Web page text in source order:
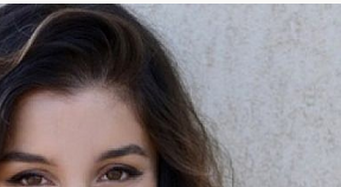
סלבס
ערוצים נוספים
המגזין